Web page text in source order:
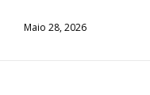
Maio 28, 2026